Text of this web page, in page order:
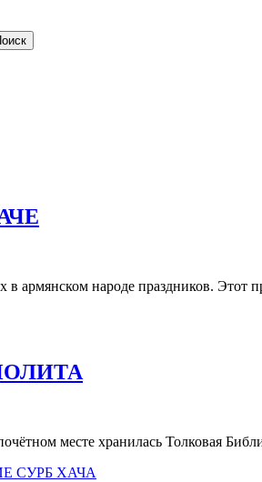
армянском народе праздников. Этот
месте хранилась Толковая